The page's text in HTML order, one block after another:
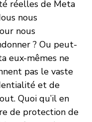
réelles de Meta
nous
nous
? Ou peut-
eux-mêmes ne
pas le vaste
et de
Quoi qu’il en
de protection de